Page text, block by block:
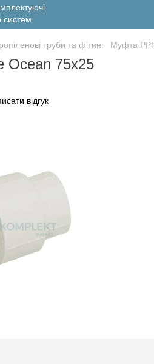
труби та фітинг Муфта
Ocean 75х25
відгук